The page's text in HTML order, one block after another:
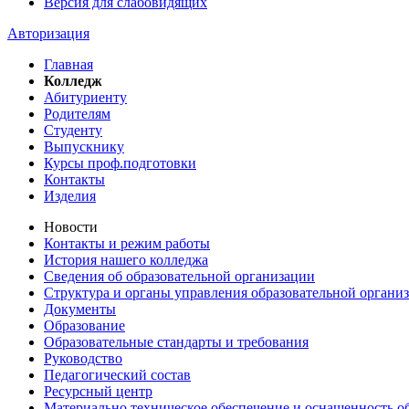
Авторизация
Главная
Колледж
Абитуриенту
Родителям
Студенту
Выпускнику
Курсы проф.подготовки
Контакты
Изделия
Новости
Контакты и режим работы
История нашего колледжа
Сведения об образовательной организации
Структура и органы управления образовательной
Документы
Образование
Образовательные стандарты и требования
Руководство
Педагогический состав
Ресурсный центр